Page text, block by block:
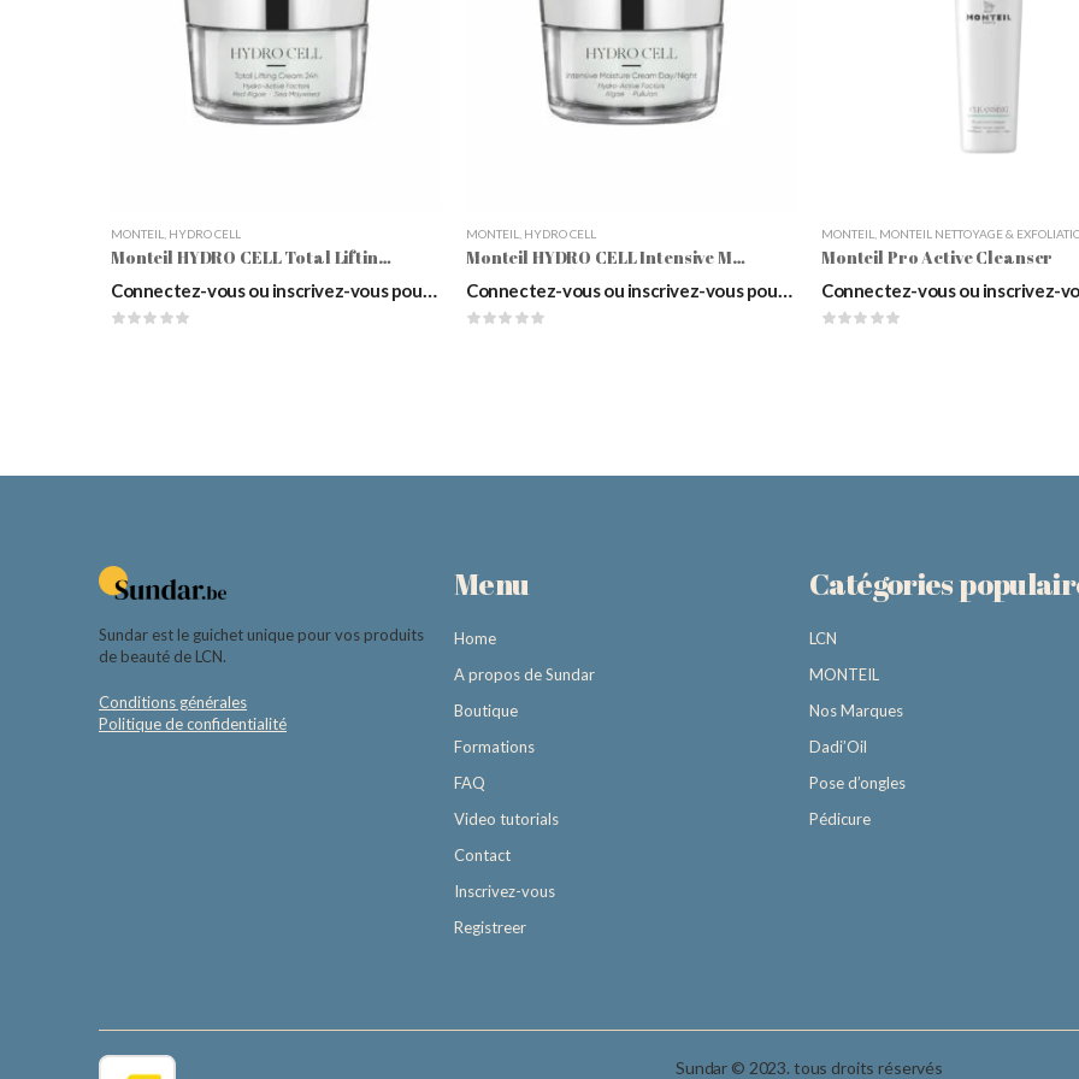
MONTEIL HYDRO CELL
Monteil HYDRO CELL Total Lifting Cream 24h
Connectez-vous ou inscrivez-vous pour voir les prix
MONTEIL HYDRO CELL
Monteil HYDRO CELL Intensive Moisture Cream Day/Night, 50ml
Connectez-vous ou inscrivez-vous pour voir les prix
MONTEIL MONTEIL NETTOYAGE &
Monteil Pro Active Cleanser
Sundar est le guichet unique pour vos produits
de beauté de LCN.
Conditions générales
Politique de confidentialité
Menu
Home
A propos de Sundar
Boutique
Formations
FAQ
Video tutorials
Contact
Inscrivez-vous
Registreer
Catégories
LCN
MONTEIL
Nos Marques
Dadi’Oil
Pose d’ongles
Pédicure
Sundar © 2023. tous droits réservés